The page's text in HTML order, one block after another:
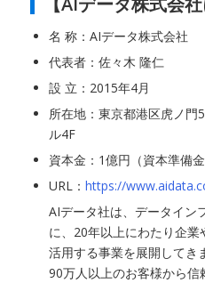
名 称：AIデータ株式会社
代表者：佐々木 隆仁
設 立：2015年4月
所在地：東京都港区虎ノ
ル4F
資本金：1億円（資本準備
URL： https://
AIデータ社は、データイン
に、20年以上にわたり企業
活用する事業を展開してき
90万人以上のお客様から信